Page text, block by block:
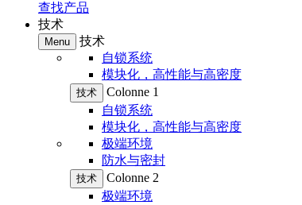
查找产品
技术
Menu
技术
自锁系统
模块化，高性能与高密度
技术
Colonne 1
自锁系统
模块化，高性能与高密度
极端环境
防水与密封
技术
Colonne 2
极端环境